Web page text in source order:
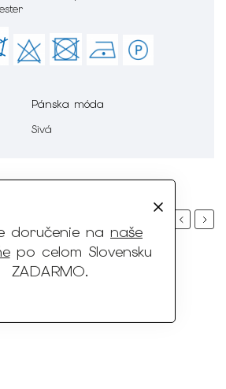
doručenie na naše
po celom Slovensku
ZADARMO.
Pánska móda
Sivá
PreviousNext